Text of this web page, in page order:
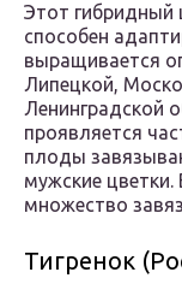
Этот гибридный
способен
выращивается
Липецкой,
Ленинградской
проявляется
плоды
мужские цветки.
множество
Тигренок